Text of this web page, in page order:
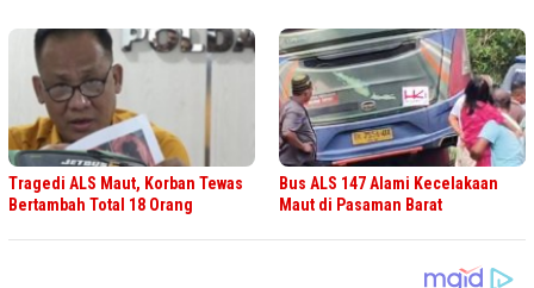
Tragedi ALS Maut, Korban Tewas
Bertambah Total 18 Orang
Bus ALS 147 Alami Kecelakaan
Maut di Pasaman Barat